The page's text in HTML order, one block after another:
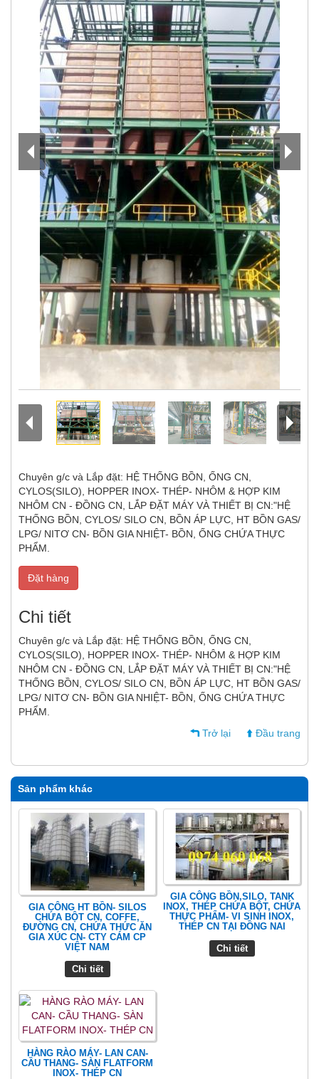
Chuyên g/c và Lắp đặt: HỆ THỐNG BỒN, ỐNG CN,
CYLOS(SILO), HOPPER INOX- THÉP- NHÔM & HỢP KIM
NHÔM CN - ĐỒNG CN, LẮP ĐẶT MÁY VÀ THIẾT BỊ CN:"HỆ
THỐNG BỒN, CYLOS/ SILO CN, BỒN ÁP LỰC, HT BỒN GAS/
LPG/ NITƠ CN- BỒN GIA NHIỆT- BỒN, ỐNG CHỨA THỰC
PHẨM.
Đặt hàng
Chi tiết
Chuyên g/c và Lắp đặt: HỆ THỐNG BỒN, ỐNG CN,
CYLOS(SILO), HOPPER INOX- THÉP- NHÔM & HỢP KIM
NHÔM CN - ĐỒNG CN, LẮP ĐẶT MÁY VÀ THIẾT BỊ CN:"HỆ
THỐNG BỒN, CYLOS/ SILO CN, BỒN ÁP LỰC, HT BỒN GAS/
LPG/ NITƠ CN- BỒN GIA NHIỆT- BỒN, ỐNG CHỨA THỰC
PHẨM.
Trở lại
Đầu trang
Sản phẩm khác
GIA CÔNG HT BỒN- SILOS
CHỨA BỘT CN, COFFE,
ĐƯỜNG CN, CHỨA THỨC ĂN
GIA XÚC CN- CTY CÁM CP
VIỆT NAM
Chi tiết
GIA CÔNG BỒN,SILO, TANK
INOX, THÉP CHỨA BỘT, CHỨA
THỰC PHẨM- VI SINH INOX,
THÉP CN TẠI ĐỒNG NAI
Chi tiết
HÀNG RÀO MÁY- LAN CAN-
CẦU THANG- SÀN FLATFORM
INOX- THÉP CN